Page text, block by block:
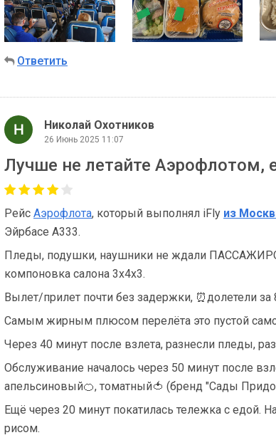
Ответить
Николай Охотников
26 Июнь 2025 11:07
Лучше не летайте Аэрофлотом,
Рейс Аэрофлота, который выполнял iFly из
Эйрбасе A333.
Пледы, подушки, наушники не ждали
компоновка салона 3х4х3.
Вылет/прилет почти без задержки, ⏰долетели за
Самым жирным плюсом перелёта это пустой
Через 40 минут после взлета, разнесли пледы,
Обслуживание началось через 50 минут после
апельсиновый🍊, томатный🍅 (бренд "Сады
Ещё через 20 минут покатилась тележка с едой.
рисом.